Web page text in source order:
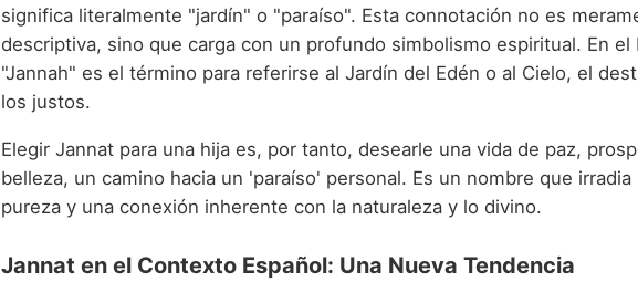
significa literalmente "jardín" o "paraíso". Esta connotación no es
descriptiva, sino que carga con un profundo simbolismo espiritual. En el
"Jannah" es el término para referirse al Jardín del Edén o al Cielo, el
los justos.
Elegir Jannat para una hija es, por tanto, desearle una vida de paz,
belleza, un camino hacia un 'paraíso' personal. Es un nombre que irradia
pureza y una conexión inherente con la naturaleza y lo divino.
Jannat en el Contexto Español: Una Nueva Tendencia